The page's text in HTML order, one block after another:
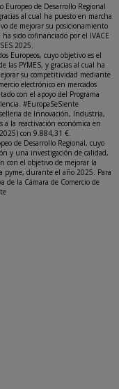
Europeo de Desarrollo Regional
al cual ha puesto en marcha
de mejorar su posicionamiento
sido cofinanciado por el IVACE
2025.
Europeos, cuyo objetivo es el
las PYMES, y gracias al cual ha
su competitividad mediante
electrónico en mercados
con el apoyo del Programa
#EuropaSeSiente
de Innovación, Industria,
a la reactivación económica en
con 9.884,31 €.
de Desarrollo Regional, cuyo
y una investigación de calidad,
con el objetivo de mejorar la
pyme, durante el año 2025. Para
de la Cámara de Comercio de